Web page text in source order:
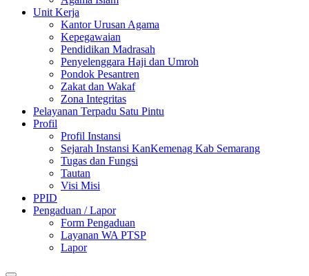
Unit Kerja
Kantor Urusan Agama
Kepegawaian
Pendidikan Madrasah
Penyelenggara Haji dan Umroh
Pondok Pesantren
Zakat dan Wakaf
Zona Integritas
Pelayanan Terpadu Satu Pintu
Profil
Profil Instansi
Sejarah Instansi KanKemenag Kab Semarang
Tugas dan Fungsi
Tautan
Visi Misi
PPID
Pengaduan / Lapor
Form Pengaduan
Layanan WA PTSP
Lapor